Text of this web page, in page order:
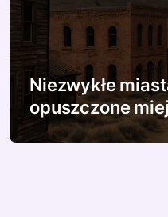
Niezwykłe
opuszczone